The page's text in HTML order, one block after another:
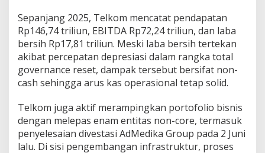
Sepanjang 2025, Telkom mencatat pendapatan
Rp146,74 triliun, EBITDA Rp72,24 triliun, dan laba
bersih Rp17,81 triliun. Meski laba bersih tertekan
akibat percepatan depresiasi dalam rangka total
governance reset, dampak tersebut bersifat non-
cash sehingga arus kas operasional tetap solid.
Telkom juga aktif merampingkan portofolio bisnis
dengan melepas enam entitas non-core, termasuk
penyelesaian divestasi AdMedika Group pada 2 Juni
lalu. Di sisi pengembangan infrastruktur, proses